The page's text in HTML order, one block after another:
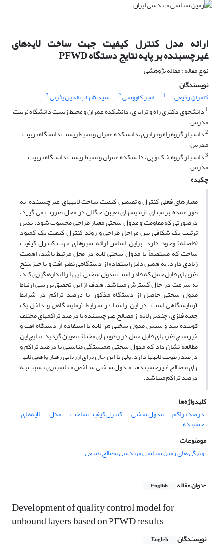
ارائه مدل کنترل کیفیت جهت ساخت لایه‌های
غیرچسبنده بر پایه نتایج دستگاه PFWD
نوع مقاله : مقاله پژوهشی
نویسندگان
کامران رفیعی
1 امیر کاووسی2 سید شهاب الدین یثربی3
1 دانشجوی دکتری راه و ترابری، دانشکده عمران و محیط زیست دانشگاه تربیت
مدرس
2دانشیار گروه راه و ترابری، دانشکده عمران و محیط زیست دانشگاه تربیت
مدرس
3دانشیار گروه خاک و پی، دانشکده عمران و محیط زیست دانشگاه تربیت
مدرس
چکیده
معیارهای فعلی کنترل و تضمین کیفیت ساخت لایه­های غیرچسبنده، به
طور عمده بر مبنای آزمایش­های تعیین چگالی در محل صورت می گیرد،
درصورتی که مقاومت و مدول سختی معیار طراحی محسوب ­شود. بدین
ترتیب یک شکافی بین مراحل طراحی و روند کنترل کیفیت یک کمبود
(فاصله) وجود دارد. براین اساس ارائه شیوه­ای جهت کنترل کیفیت
ساخت که مستقیماً با مدول سختی لایه در محل مرتبط باشد، اهمیت
زیادی دارد. به همین دلیل استفاده از دستگاهی نظیر افت و یا خیزسنج
ضربه­ای قابل حمل که قادر است مدول سختی لایه­ها را اندازه­گیری کند،
به سرعت در حال گسترش می­باشد. هدف از این تحقیق بررسی ارتباط
مدول سختی حاصل از دستگاه مذکور با درصد تراکم در شرایط
آزمایشگاهی است. در این راستا در شرایط آزمایشگاهی و داخل یک
جعبه فلزی، چندین لایه از مصالح غیرچسبنده با درصد تراکم­های مختلف
کوبیده شد و سپس مدول سختی هر لایه با استفاده از دستگاه افت و
خیزسنج ضربه­ای قابل حمل در رطوبت­های مختلف تعیین گردید. نتایج این
مطالعه نشان داد که مدول سختی همبستگی مناسبی با درصد تراکم و
درصد رطوبت لایه­ها دارد. ولی با این حال برای ارزیابی رفتار واقعی لایه­
های مصالح غیرچسبنده، مدول سختی شاخص مناسب­تری نسبت به
درصد تراکم می­باشد.
کلیدواژه‌ها
درصد تراکم
مدول سختی کنترل کیفیت ساخت مدل لایه‌های
چسبنده
موضوعات
ویژگی های زمین شناسی مهندسی مصالح طبیعی
عنوان مقاله English
Development of quality control model for
unbound layers based on PFWD results
نویسندگان English